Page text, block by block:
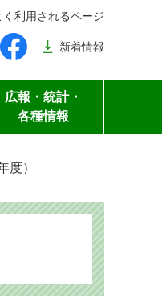
く利用されるページ
新着情報
広報・統計・
各種情報
度）